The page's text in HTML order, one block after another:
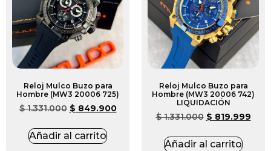
Reloj Mulco Buzo para
Hombre (MW3 20006 725)
$1.331.000 $ 849.900
Añadir al carrito
Reloj Mulco Buzo para
Hombre (MW3 20006 742)
LIQUIDACIÓN
$1.331.000 $ 819.999
Añadir al carrito